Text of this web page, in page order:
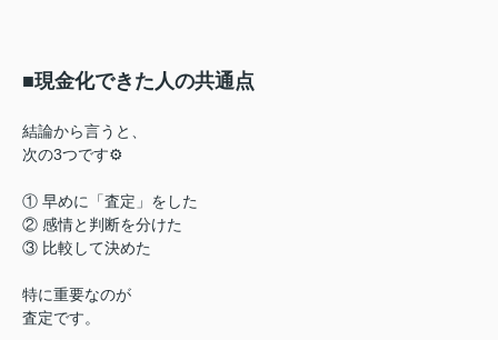
■現金化できた人の共通点
結論から言うと、
次の3つです⚙️
① 早めに「査定」をした
② 感情と判断を分けた
③ 比較して決めた
特に重要なのが
査定です。